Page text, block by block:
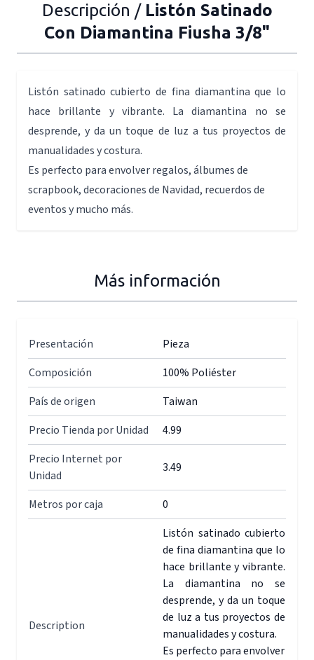
Descripción / Listón Satinado
Con Diamantina Fiusha 3/8"
Listón satinado cubierto de fina diamantina que lo
hace brillante y vibrante. La diamantina no se
desprende, y da un toque de luz a tus proyectos de
manualidades y costura.
Es perfecto para envolver regalos, álbumes de
scrapbook, decoraciones de Navidad, recuerdos de
eventos y mucho más.
Más información
Presentación
Pieza
Composición
100% Poliéster
País de origen
Taiwan
Precio Tienda por Unidad
4.99
Precio Internet por
Unidad
3.49
Metros por caja 0
Description
Listón satinado cubierto
de fina diamantina que lo
hace brillante y vibrante.
La diamantina no se
desprende, y da un toque
de luz a tus proyectos de
manualidades y costura.
Es perfecto para envolver